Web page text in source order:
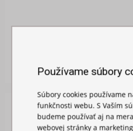
26,00 €
Používame súbory
Súbory cookies používame
funkčnosti webu. S Vaším
budeme používať aj na
webovej stránky a